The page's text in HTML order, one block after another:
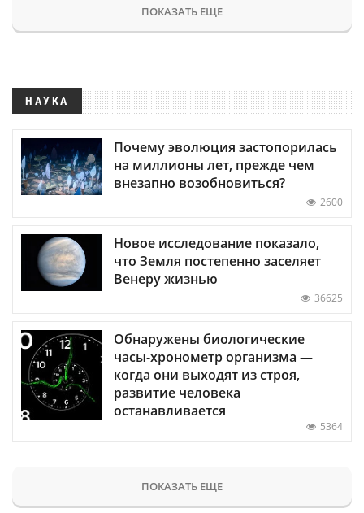
ПОКАЗАТЬ ЕЩЕ
НАУКА
Почему эволюция застопорилась
на миллионы лет, прежде чем
внезапно возобновиться?
2600
Новое исследование показало,
что Земля постепенно заселяет
Венеру жизнью
36625
Обнаружены биологические
часы-хронометр организма —
когда они выходят из строя,
развитие человека
останавливается
5364
ПОКАЗАТЬ ЕЩЕ